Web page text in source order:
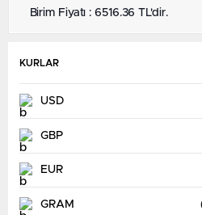
Birim Fiyatı : 6516.36 TL'dir.
KURLAR
USD
GBP
EUR
GRAM